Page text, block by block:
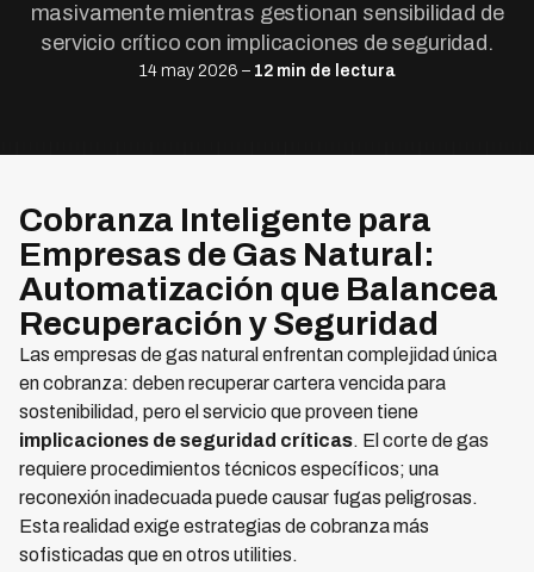
masivamente mientras gestionan sensibilidad de
servicio crítico con implicaciones de seguridad.
14 may 2026 – 12 min de lectura
Cobranza Inteligente para
Empresas de Gas Natural:
Automatización que Balancea
Recuperación y Seguridad
Las empresas de gas natural enfrentan complejidad única
en cobranza: deben recuperar cartera vencida para
sostenibilidad, pero el servicio que proveen tiene
implicaciones de seguridad críticas. El corte de gas
requiere procedimientos técnicos específicos; una
reconexión inadecuada puede causar fugas peligrosas.
Esta realidad exige estrategias de cobranza más
sofisticadas que en otros utilities.